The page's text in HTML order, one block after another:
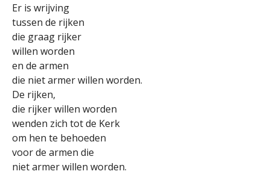
Er is wrijving
tussen de rijken
die graag rijker
willen worden
en de armen
die niet armer willen worden.
De rijken,
die rijker willen worden
wenden zich tot de Kerk
om hen te behoeden
voor de armen die
niet armer willen worden.